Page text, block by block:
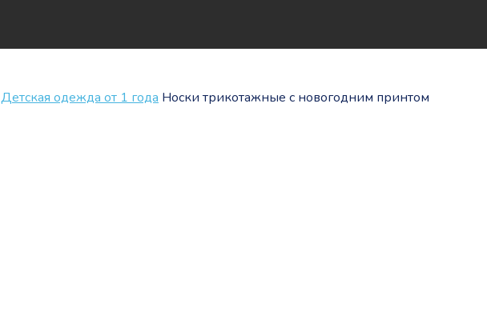
Детская одежда от 1 года Носки трикотажные с новогодним принтом